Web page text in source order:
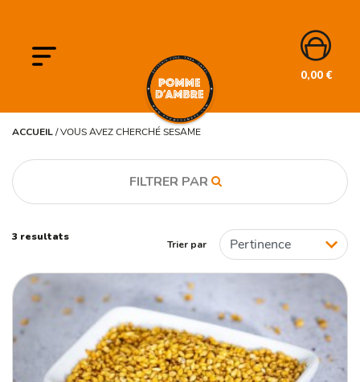
0,00 €
ACCUEIL/VOUS AVEZ CHERCHÉ SESAME
FILTRER PAR
3 resultats
Trier par